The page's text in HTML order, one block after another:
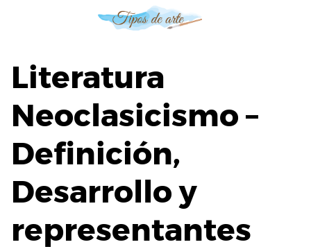
Literatura
Neoclasicismo –
Definición,
Desarrollo y
representantes